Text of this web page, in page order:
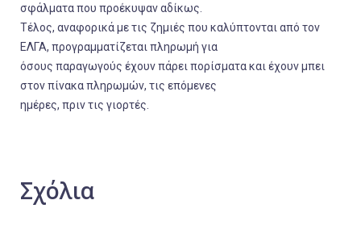
σφάλματα που προέκυψαν αδίκως.
Τέλος, αναφορικά με τις ζημιές που καλύπτονται από τον
ΕΛΓΑ, προγραμματίζεται πληρωμή για
όσους παραγωγούς έχουν πάρει πορίσματα και έχουν μπει
στον πίνακα πληρωμών, τις επόμενες
ημέρες, πριν τις γιορτές.
Σχόλια